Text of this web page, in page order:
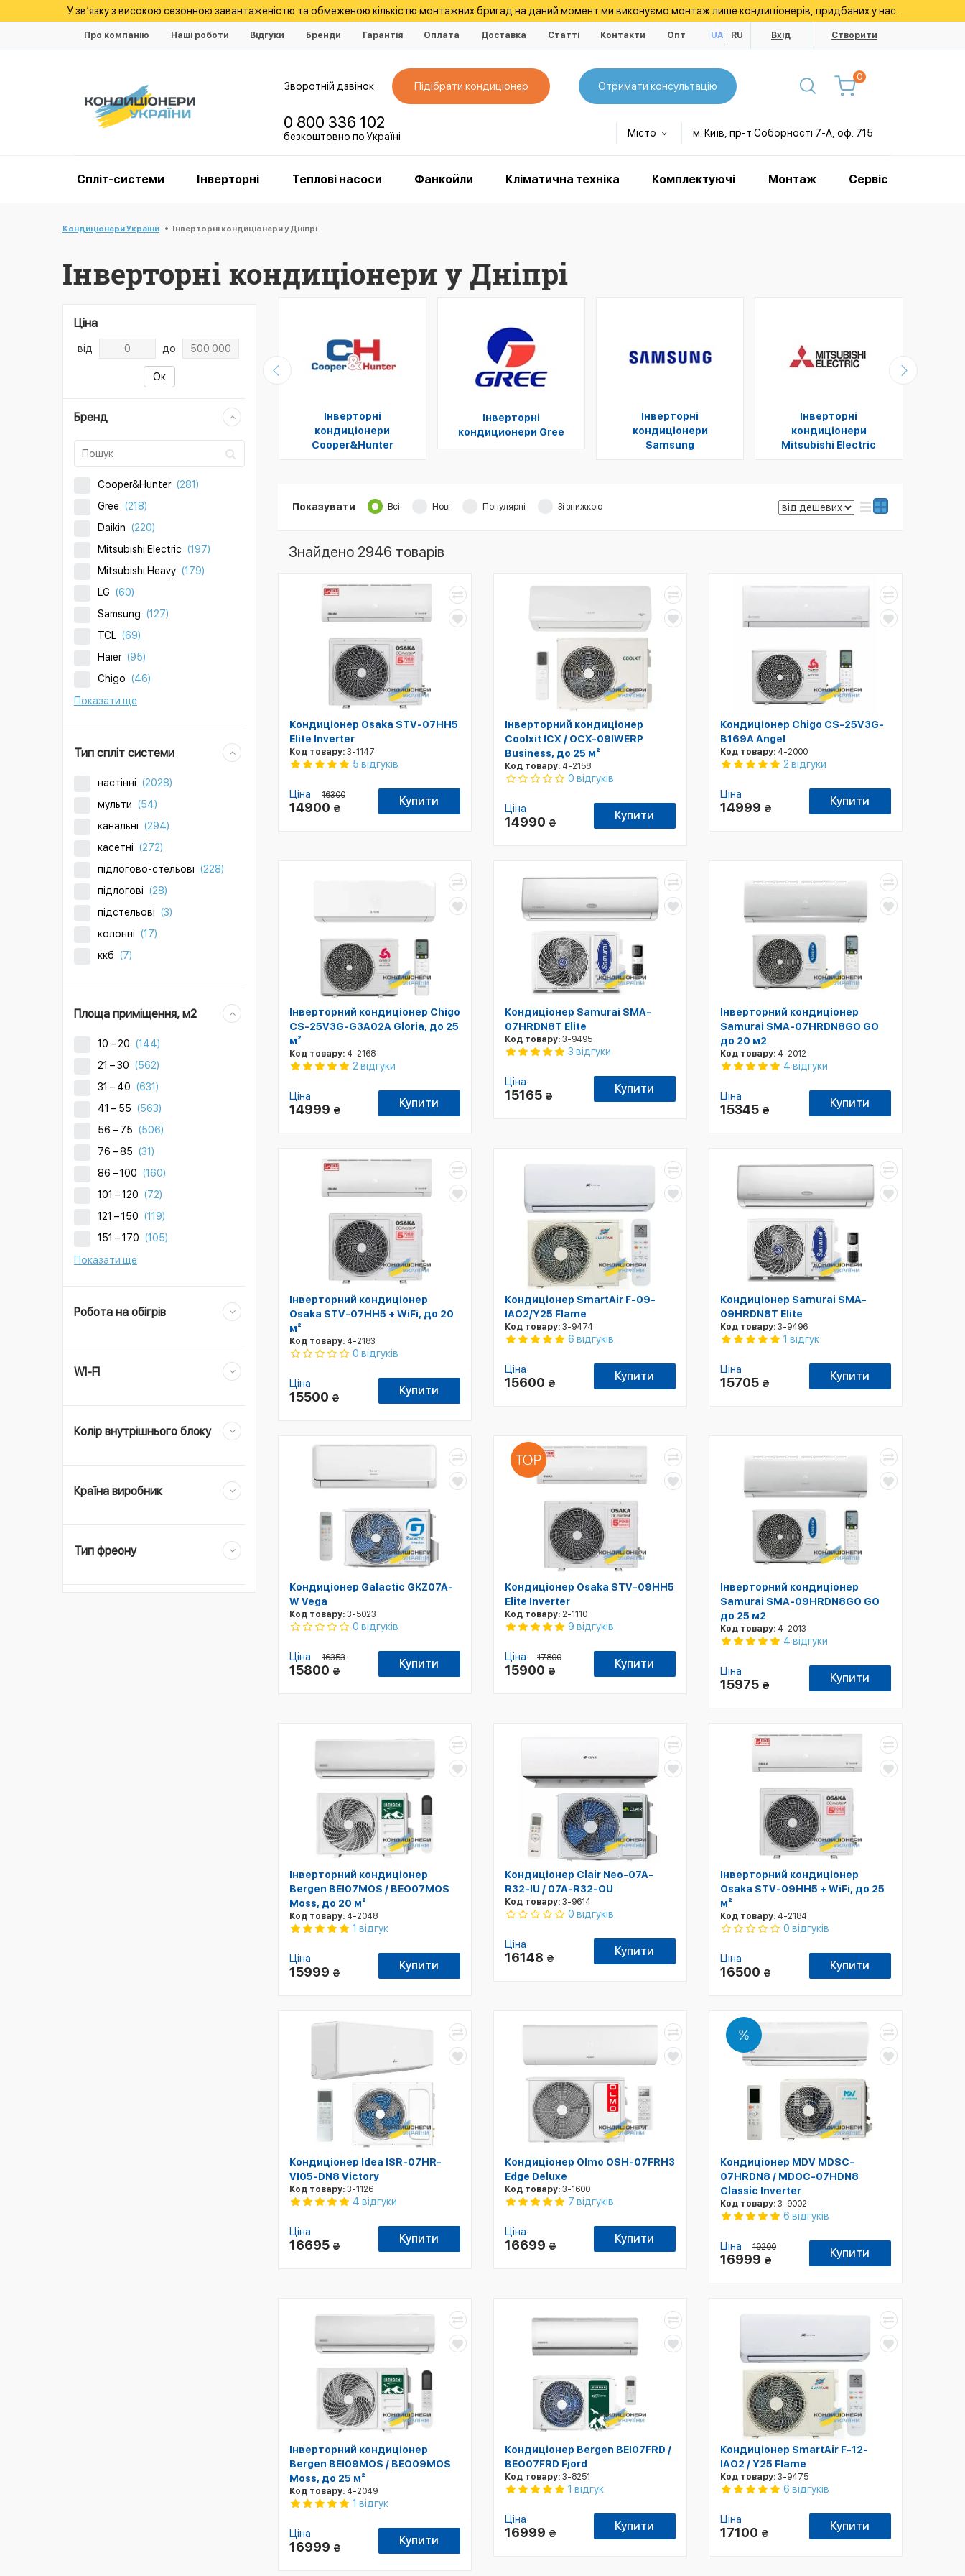
У зв’язку з високою сезонною завантаженістю та обмеженою кількістю монтажних бригад на даний момент ми виконуємо монтаж лише кондиціонерів, придбаних у нас.
Про компанію Наші роботи Відгуки Бренди Гарантія Оплата Доставка Статті Контакти Опт UA RU Вхід Створити
Зворотній дзвінок Підібрати кондиціонер Отримати консультацію
0
0 800 336 102
безкоштовно по Україні Місто м. Київ, пр-т Соборності 7-А, оф. 715
Спліт-системи Інверторні Теплові насоси Фанкойли Кліматична техніка Комплектуючі Монтаж Сервіс
Кондиціонери України Інверторні кондиціонери у Дніпрі
Інверторні кондиціонери у Дніпрі
Ціна
від до
Ок
Бренд
Cooper&Hunter (281)
Gree (218)
Daikin (220)
Mitsubishi Electric (197)
Mitsubishi Heavy (179)
LG (60)
Samsung (127)
TCL (69)
Haier (95)
Chigo (46)
Показати ще
Тип спліт системи
настінні (2028)
мульти (54)
канальні (294)
касетні (272)
підлогово-стельові (228)
підлогові (28)
підстельові (3)
колонні (17)
ккб (7)
Площа приміщення, м2
10 – 20 (144)
21 – 30 (562)
31 – 40 (631)
41 – 55 (563)
56 – 75 (506)
76 – 85 (31)
86 – 100 (160)
101 – 120 (72)
121 – 150 (119)
151 – 170 (105)
Показати ще
Робота на обігрів
WI-FI
Колір внутрішнього блоку
Країна виробник
Тип фреону
Інверторні
кондиціонери
Cooper&Hunter
Інверторні
кондиционери Gree
Інверторні
кондиціонери
Samsung
Інверторні
кондиціонери
Mitsubishi Electric
Показувати Всі Нові Популярні Зі знижкою
Знайдено 2946 товарів
Кондиціонер Osaka STV-07HH5
Elite Inverter
Код товару: 3-1147
5 відгуків
Ціна 16300
14900 ₴
Купити
Інверторний кондиціонер
Coolxit ICX / OCX-09IWERP
Business, до 25 м²
Код товару:4-2158
0 відгуків
Ціна
14990 ₴
Купити
Кондиціонер Chigo CS-25V3G-
B169A Angel
Код товару:4-2000
2 відгуки
Ціна
14999 ₴
Купити
Інверторний кондиціонер Chigo
CS-25V3G-G3A02A Gloria, до 25
м²
Код товару: 4-2168
2 відгуки
Ціна
14999 ₴
Купити
Кондиціонер Samurai SMA-
07HRDN8T Elite
Код товару:3-9495
3 відгуки
Ціна
15165 ₴
Купити
Інверторний кондиціонер
Samurai SMA-07HRDN8GO GO
до 20 м2
Код товару:4-2012
4 відгуки
Ціна
15345 ₴
Купити
Інверторний кондиціонер
Osaka STV-07HH5 + WiFi, до 20
м²
Код товару: 4-2183
0 відгуків
Ціна
15500 ₴
Купити
Кондиціонер SmartAir F-09-
IAO2/Y25 Flame
Код товару:3-9474
6 відгуків
Ціна
15600 ₴
Купити
Кондиціонер Samurai SMA-
09HRDN8T Elite
Код товару:3-9496
1 відгук
Ціна
15705 ₴
Купити
Кондиціонер Galactic GKZ07A-
W Vega
Код товару: 3-5023
0 відгуків
Ціна 16353
15800 ₴
Купити
Кондиціонер Osaka STV-09HH5
Elite Inverter
Код товару:2-1110
9 відгуків
Ціна 17800
15900 ₴
Купити
Інверторний кондиціонер
Samurai SMA-09HRDN8GO GO
до 25 м2
Код товару:4-2013
4 відгуки
Ціна
15975 ₴
Купити
Інверторний кондиціонер
Bergen BEI07MOS / BEO07MOS
Moss, до 20 м²
Код товару: 4-2048
1 відгук
Ціна
15999 ₴
Купити
Кондиціонер Clair Neo-07A-
R32-IU / 07A-R32-OU
Код товару:3-9614
0 відгуків
Ціна
16148 ₴
Купити
Інверторний кондиціонер
Osaka STV-09HH5 + WiFi, до 25
м²
Код товару:4-2184
0 відгуків
Ціна
16500 ₴
Купити
Кондиціонер Idea ISR-07HR-
VI05-DN8 Victory
Код товару: 3-1126
4 відгуки
Ціна
16695 ₴
Купити
Кондиціонер Olmo OSH-07FRH3
Edge Deluxe
Код товару:3-1600
7 відгуків
Ціна
16699 ₴
Купити
Кондиціонер MDV MDSC-
07HRDN8 / MDOC-07HDN8
Classic Inverter
Код товару:3-9002
6 відгуків
Ціна 19200
16999 ₴
Купити
Інверторний кондиціонер
Bergen BEI09MOS / BEO09MOS
Moss, до 25 м²
Код товару: 4-2049
1 відгук
Ціна
16999 ₴
Купити
Кондиціонер Bergen BEI07FRD /
BEO07FRD Fjord
Код товару:3-8251
1 відгук
Ціна
16999 ₴
Купити
Кондиціонер SmartAir F-12-
IAO2 / Y25 Flame
Код товару:3-9475
6 відгуків
Ціна
17100 ₴
Купити